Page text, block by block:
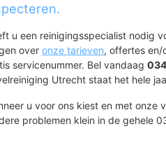
u een reinigingsspecialist nodig
over onze tarieven, offertes en/
servicenummer. Bel vandaag
Utrecht staat het hele
u voor ons kiest en met onze
problemen klein in de gehele